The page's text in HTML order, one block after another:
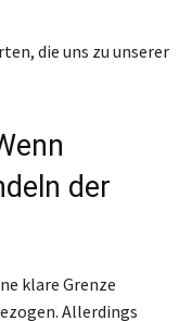
die uns zu unserer
der
klare Grenze
Allerdings